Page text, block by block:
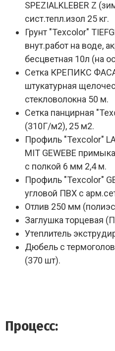
SPEZIALKLEBER Z
сист.тепл.изол 25 кг.
Грунт "Texcolor"
внут.работ на воде,
бесцветная 10л (на
Сетка КРЕПИКС
штукатурная
стекловолокна 50 м.
Сетка панцирная
(310Г/м2), 25 м2.
Профиль "Texcolor"
MIT GEWEBE
с полкой 6 мм 2,4 м.
Профиль "Texcolor"
угловой ПВХ с
Отлив 250 мм
Заглушка торцевая
Утеплитель
Дюбель с
(370 шт).
Процесс: